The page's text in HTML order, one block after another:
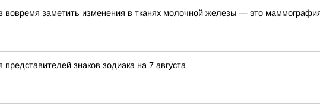
вовремя заметить изменения в тканях молочной железы — это
знаков зодиака на 7 августа